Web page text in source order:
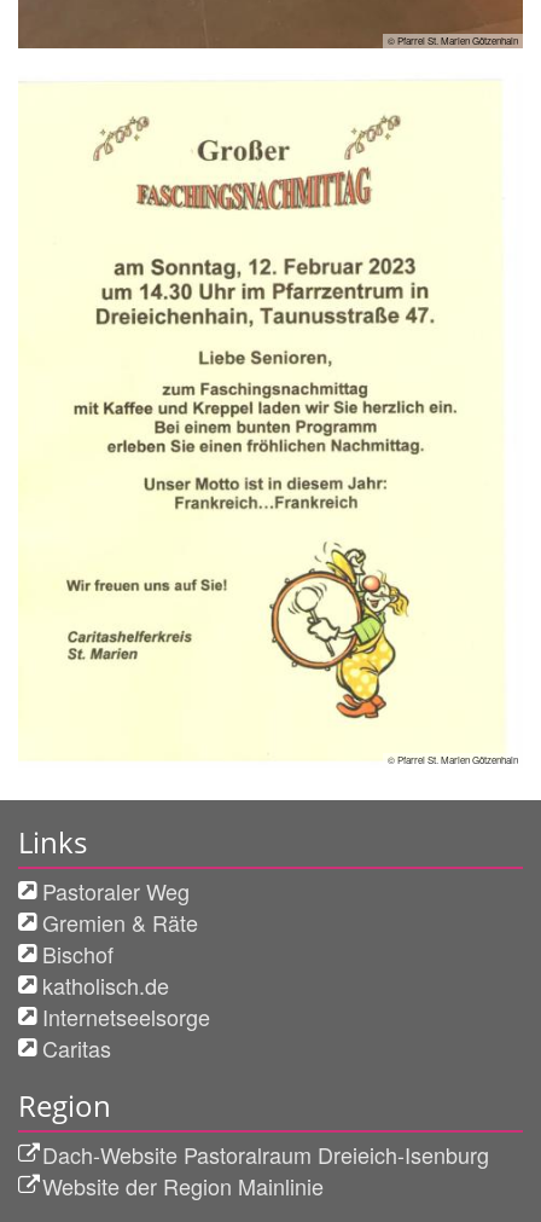
© Pfarrei St. Marien Götzenhain
© Pfarrei St. Marien Götzenhain
Links
Pastoraler Weg
Gremien & Räte
Bischof
katholisch.de
Internetseelsorge
Caritas
Region
Dach-Website Pastoralraum Dreieich-Isenburg
Website der Region Mainlinie